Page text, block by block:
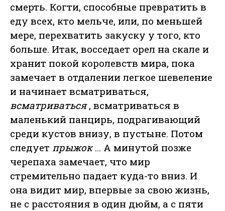
смерть. Когти, способные превратить в
еду всех, кто мельче, или, по меньшей
мере, перехватить закуску у того, кто
больше. Итак, восседает орел на скале и
хранит покой королевств мира, пока
замечает в отдалении легкое шевеление
и начинает всматриваться,
всматриваться, всматриваться в
маленький панцирь, подрагивающий
среди кустов внизу, в пустыне. Потом
следует прыжок… А минутой позже
черепаха замечает, что мир
стремительно падает куда-то вниз. И
она видит мир, впервые за свою жизнь,
не с расстояния в один дюйм, а с пяти